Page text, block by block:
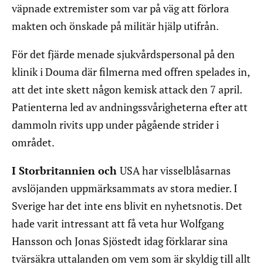
väpnade extremister som var på väg att förlora
makten och önskade på militär hjälp utifrån.
För det fjärde menade sjukvårdspersonal på den
klinik i Douma där filmerna med offren spelades in,
att det inte skett någon kemisk attack den 7 april.
Patienterna led av andningssvårigheterna efter att
dammoln rivits upp under pågående strider i
området.
I Storbritannien och USA har visselblåsarnas
avslöjanden uppmärksammats av stora medier. I
Sverige har det inte ens blivit en nyhetsnotis. Det
hade varit intressant att få veta hur Wolfgang
Hansson och Jonas Sjöstedt idag förklarar sina
tvärsäkra uttalanden om vem som är skyldig till allt